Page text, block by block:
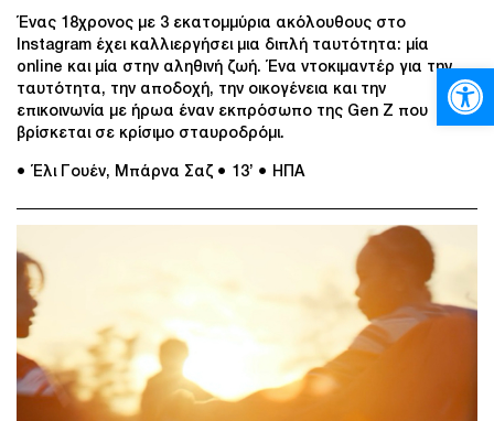
Ένας 18χρονος με 3 εκατομμύρια ακόλουθους στο
Instagram έχει καλλιεργήσει μια διπλή ταυτότητα: μία
online και μία στην αληθινή ζωή. Ένα ντοκιμαντέρ για την
ταυτότητα, την αποδοχή, την οικογένεια και την
επικοινωνία με ήρωα έναν εκπρόσωπο της Gen Z που
βρίσκεται σε κρίσιμο σταυροδρόμι.
● Έλι Γουέν, Μπάρνα Σαζ ● 13’ ● ΗΠΑ